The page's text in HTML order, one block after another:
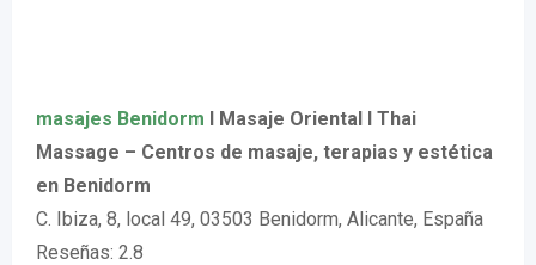
masajes Benidorm I Masaje Oriental I Thai
Massage – Centros de masaje, terapias y estética
en Benidorm
C. Ibiza, 8, local 49, 03503 Benidorm, Alicante, España
Reseñas: 2.8